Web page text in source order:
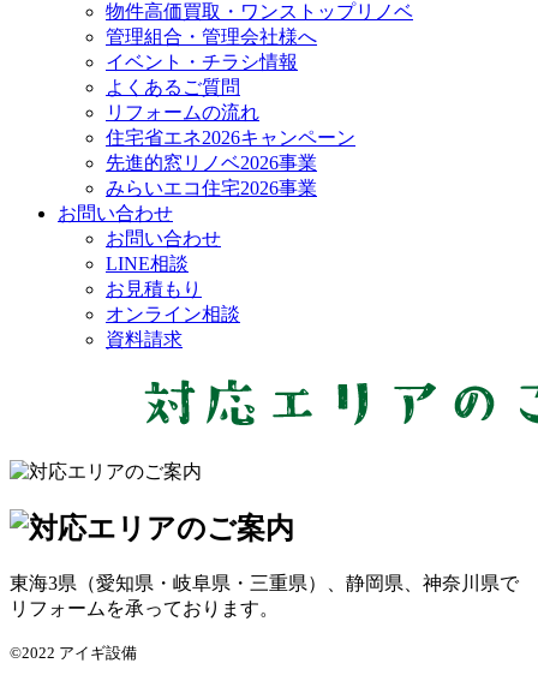
物件高価買取・ワンストップリノベ
管理組合・管理会社様へ
イベント・チラシ情報
よくあるご質問
リフォームの流れ
住宅省エネ2026キャンペーン
先進的窓リノベ2026事業
みらいエコ住宅2026事業
お問い合わせ
お問い合わせ
LINE相談
お見積もり
オンライン相談
資料請求
東海3県（愛知県・岐阜県・三重県）、静岡県、神奈川県で
リフォームを承っております。
©2022 アイギ設備